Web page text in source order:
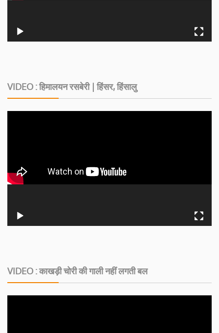
VIDEO : हिमालयन रसबेरी | हिंसर, हिंसालु
VIDEO : काखड़ी चोरी की गाली नहीं लगती बल